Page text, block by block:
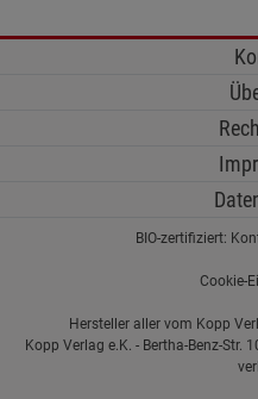
BIO-zertifiziert:
Cookie-
Hersteller aller vom Kopp
Kopp Verlag e.K. - Bertha-Benz-Str.